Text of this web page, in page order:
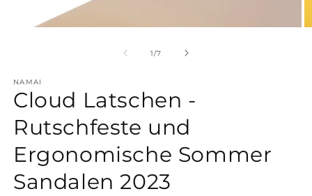
1/of
7
NAMAI
Cloud Latschen -
Rutschfeste und
Ergonomische Sommer
Sandalen 2023